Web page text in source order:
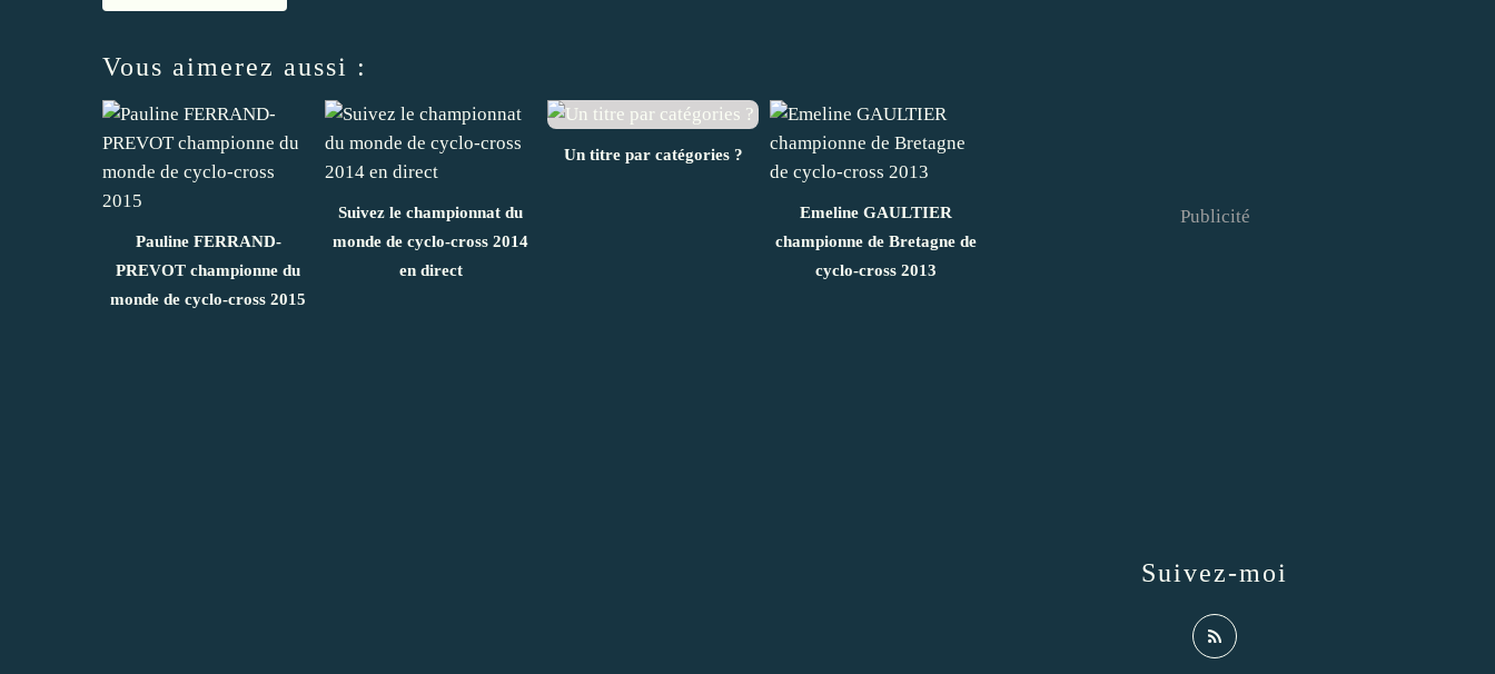
Vous aimerez aussi :
Pauline FERRAND-
PREVOT championne du
monde de cyclo-cross 2015
Suivez le championnat du
monde de cyclo-cross 2014
en direct
Un titre par catégories ?
Emeline GAULTIER
championne de Bretagne de
cyclo-cross 2013
Suivez-moi
Publicité